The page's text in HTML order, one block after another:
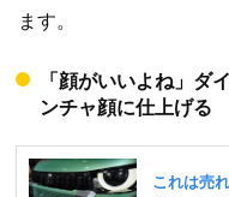
ます。
「顔がいいよね」ダ
ンチャ顔に仕上げる